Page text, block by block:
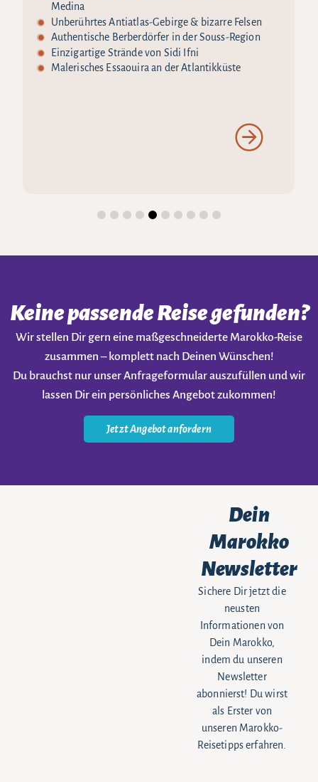
Medina
Unberührtes Antiatlas-Gebirge & bizarre Felsen
Authentische Berberdörfer in der Souss-Region
Einzigartige Strände von Sidi Ifni
Malerisches Essaouira an der Atlantikküste
Keine passende Reise gefunden?
Wir stellen Dir gern eine maßgeschneiderte Marokko-Reise
zusammen – komplett nach Deinen Wünschen!
Du brauchst nur unser Anfrageformular auszufüllen und wir
lassen Dir ein persönliches Angebot zukommen!
Jetzt Angebot anfordern
Dein
Marokko
Newsletter
Sichere Dir jetzt die
neusten
Informationen von
Dein Marokko,
indem du unseren
Newsletter
abonnierst! Du wirst
als Erster von
unseren Marokko-
Reisetipps erfahren.